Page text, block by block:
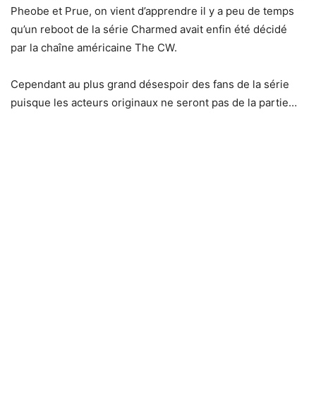
Pheobe et Prue, on vient d’apprendre il y a peu de temps
qu’un reboot de la série Charmed avait enfin été décidé
par la chaîne américaine The CW.
Cependant au plus grand désespoir des fans de la série
puisque les acteurs originaux ne seront pas de la partie…